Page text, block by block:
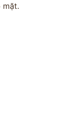
mặt.